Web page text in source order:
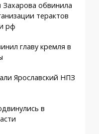
Захарова обвинила
терактов
рф
главу кремля в
Ярославский НПЗ
в